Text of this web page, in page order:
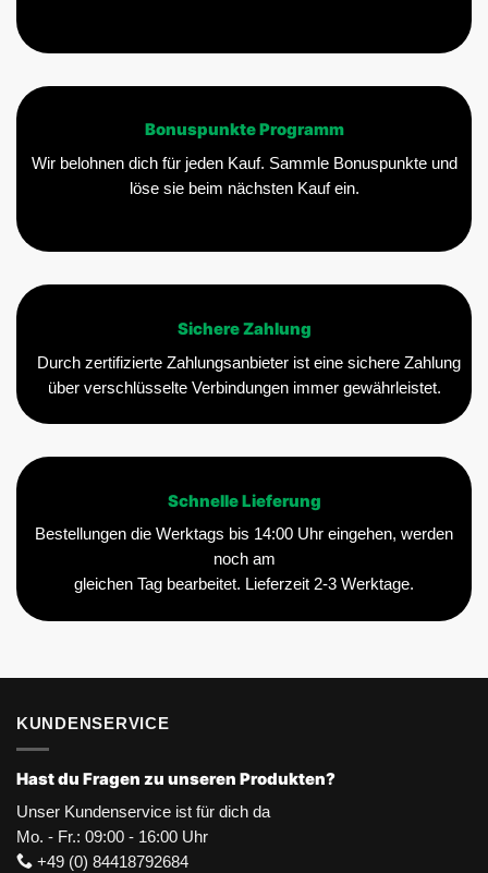
Bonuspunkte Programm
Wir belohnen dich für jeden Kauf. Sammle Bonuspunkte und
löse sie beim nächsten Kauf ein.
Sichere Zahlung
Durch zertifizierte Zahlungsanbieter ist eine sichere Zahlung
über verschlüsselte Verbindungen immer gewährleistet.
Schnelle Lieferung
Bestellungen die Werktags bis 14:00 Uhr eingehen, werden
noch am
gleichen Tag bearbeitet. Lieferzeit 2-3 Werktage.
KUNDENSERVICE
Hast du Fragen zu unseren Produkten?
Unser Kundenservice ist für dich da
Mo. - Fr.: 09:00 - 16:00 Uhr
+49 (0) 84418792684